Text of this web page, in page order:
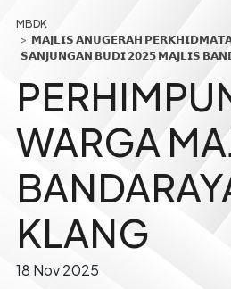
Breadcrumb
𝗠𝗔𝗝𝗟𝗜𝗦 𝗔𝗡𝗨𝗚𝗘𝗥𝗔𝗛
𝗦𝗔𝗡𝗝𝗨𝗡𝗚𝗔𝗡 𝗕𝗨𝗗𝗜 𝟮𝟬𝟮𝟱 𝗠𝗔𝗝𝗟𝗜𝗦
WARGA
KLANG
18 Nov 2025